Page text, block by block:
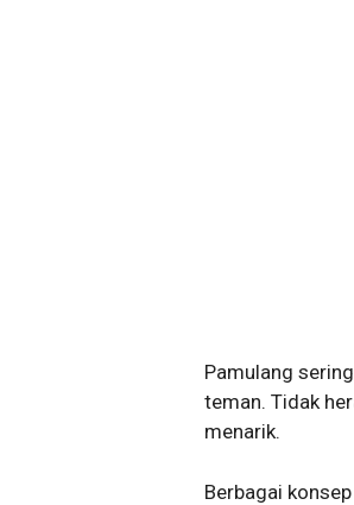
Pamulang
teman. Tidak
menarik.
Berbagai